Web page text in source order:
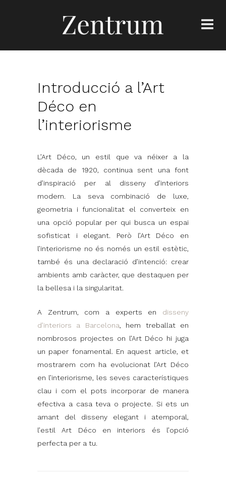
Introducció a l’Art
Déco en
l’interiorisme
L’Art Déco, un estil que va néixer a la
dècada de 1920, continua sent una font
d’inspiració per al disseny d’interiors
modern. La seva combinació de luxe,
geometria i funcionalitat el converteix en
una opció popular per qui busca un espai
sofisticat i elegant. Però l’Art Déco en
l’interiorisme no és només un estil estètic,
també és una declaració d’intenció: crear
ambients amb caràcter, que destaquen per
la bellesa i la singularitat.
A Zentrum, com a experts en disseny
d’interiors a Barcelona, ​​hem treballat en
nombrosos projectes on l’Art Déco hi juga
un paper fonamental. En aquest article, et
mostrarem com ha evolucionat l’Art Déco
en l’interiorisme, les seves característiques
clau i com el pots incorporar de manera
efectiva a casa teva o projecte. Si ets un
amant del disseny elegant i atemporal,
l’estil Art Déco en interiors és l’opció
perfecta per a tu.